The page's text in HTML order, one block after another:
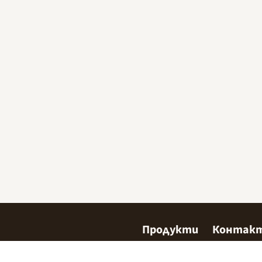
Продукти
СладкарствоКъде да